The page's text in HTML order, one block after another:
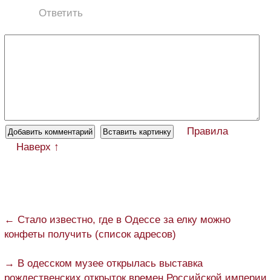
Ответить
Правила
Наверх ↑
← Стало известно, где в Одессе за елку можно
конфеты получить (список адресов)
→ В одесском музее открылась выставка